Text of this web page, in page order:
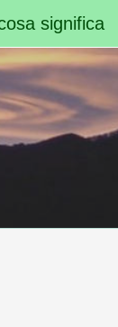
significa